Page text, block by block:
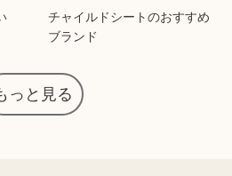
チャイルドシートのおすすめ
ブランド
っと見る